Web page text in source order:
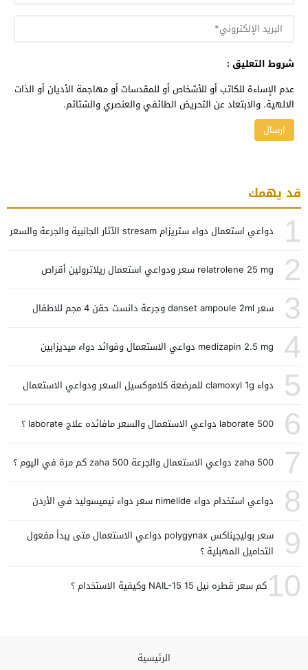
شروط التعليق :
عدم الإساءة للكاتب أو للأشخاص أو للمقدسات أو مهاجمة الأديان أو الذات
الالهية. والابتعاد عن التحريض الطائفي والعنصري والشتائم.
قد يهمك
1 دواعي استعمال دواء ستريزام stresam الآثار الجانبية والجرعة والسعر
2 relatrolene 25 mg سعر ودواعي استعمال ريلاترولين أقراص
3 سعر danset ampoule 2ml وجرعة دانست حقن 4 مجم للاطفال
4 medizapin 2.5 mg دواعي الاستعمال وفوائد دواء ميديزابين
5 دواء clamoxyl 1g للمرضعة كلاموكسيل السعر ودواعي الاستعمال
6 laborate 500 دواعي الاستعمال والسعر مافائده علاج laborate ؟
7 zaha 500 دواعي الاستعمال والجرعة zaha 500 كم مرة في اليوم ؟
8 دواعي استخدام دواء nimelide سعر دواء نيميسوليد في الأردن
9
سعر بوليجيناكس polygynax دواعي الاستعمال متى يبدأ مفعول
التحاميل المهبلية ؟
10كم سعر قطره نيل 15 NAIL-15 وكيفية الاستخدام ؟
الرئيسية